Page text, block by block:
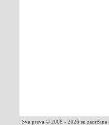
Sva prava © 2008 - 2026 su zadržana